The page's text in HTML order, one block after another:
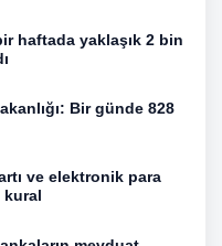
haftada yaklaşık 2 bin
Bir günde 828
ve elektronik para
kural